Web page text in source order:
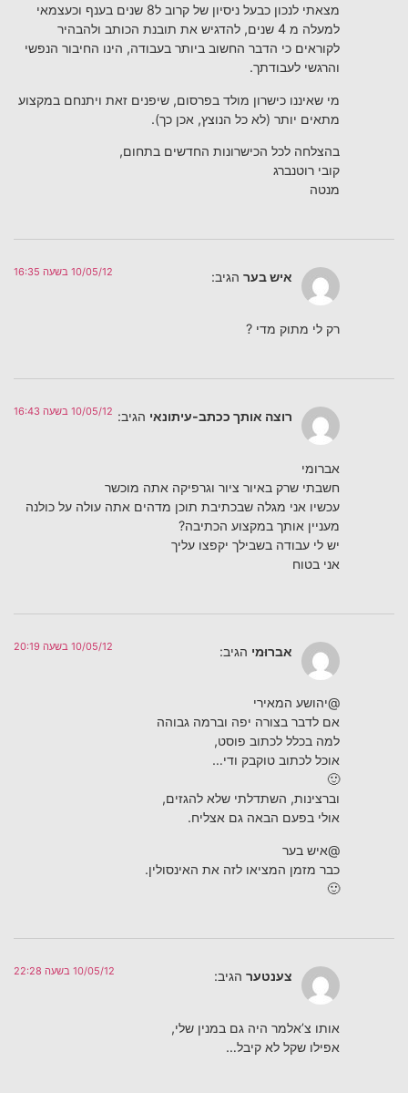
מצאתי לנכון כבעל ניסיון של קרוב ל8 שנים בענף וכעצמאי
למעלה מ 4 שנים, להדגיש את תובנת הכותב ולהבהיר
לקוראים כי הדבר החשוב ביותר בעבודה, הינו החיבור הנפשי
והרגשי לעבודתך.
מי שאיננו כישרון מולד בפרסום, שיפנים זאת ויתנחם במקצוע
מתאים יותר (לא כל הנוצץ, אכן כך).
בהצלחה לכל הכישרונות החדשים בתחום,
קובי רוטנברג
מנטה
איש בער הגיב: 10/05/12 בשעה 16:35
רק לי מתוק מדי ?
רוצה אותך ככתב-עיתונאי הגיב: 10/05/12 בשעה 16:43
אברומי
חשבתי שרק באיור ציור וגרפיקה אתה מוכשר
עכשיו אני מגלה שבכתיבת תוכן מדהים אתה עולה על כולנה
מעניין אותך במקצוע הכתיבה?
יש לי עבודה בשבילך יקפצו עליך
אני בטוח
אברוּמי הגיב: 10/05/12 בשעה 20:19
@יהושע המאירי
אם לדבר בצורה יפה וברמה גבוהה
למה בכלל לכתוב פוסט,
אוכל לכתוב טוקבק ודי…
🙂
וברצינות, השתדלתי שלא להגזים,
אולי בפעם הבאה גם אצליח.
@איש בער
כבר מזמן המציאו לזה את האינסולין.
🙂
צענטער הגיב: 10/05/12 בשעה 22:28
אותו צ’אלמר היה גם במנין שלי,
אפילו שקל לא קיבל…